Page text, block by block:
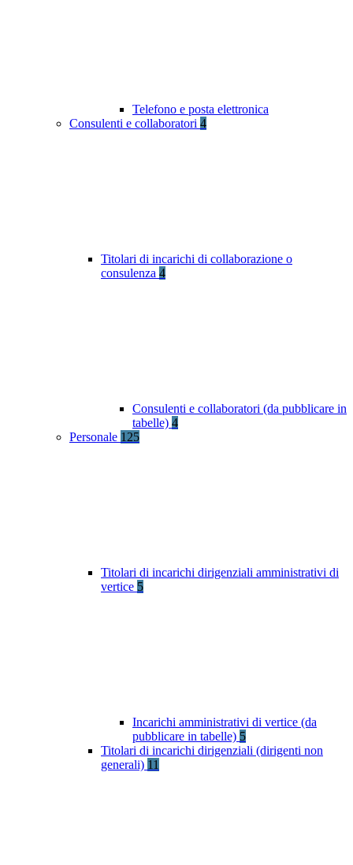
Telefono e posta elettronica
Consulenti e collaboratori 4
Titolari di incarichi di collaborazione o
consulenza 4
Consulenti e collaboratori (da pubblicare in
tabelle) 4
Personale 125
Titolari di incarichi dirigenziali amministrativi di
vertice 5
Incarichi amministrativi di vertice (da
pubblicare in tabelle) 5
Titolari di incarichi dirigenziali (dirigenti non
generali) 11